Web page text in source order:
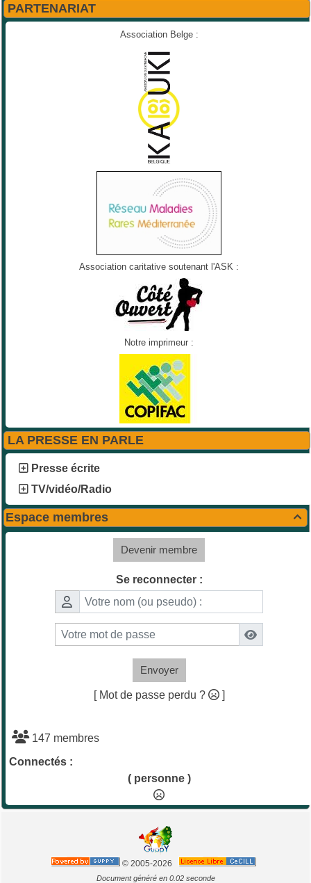
PARTENARIAT
Association Belge :
Association caritative soutenant l'ASK :
Notre imprimeur :
LA PRESSE EN PARLE
Presse écrite
TV/vidéo/Radio

Espace membres
Devenir membre
Se reconnecter :
Envoyer
[ Mot de passe perdu ? ]
147 membres
Connectés :
( personne )
© 2005-2026
Document généré en 0.02 seconde